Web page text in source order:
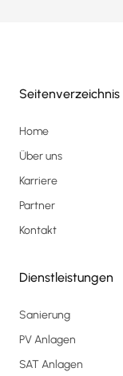
Seitenverzeichnis
Home
Über uns
Karriere
Partner
Kontakt
Dienstleistungen
Sanierung
PV Anlagen
SAT Anlagen